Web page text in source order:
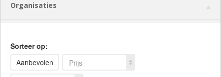
Organisaties
Sorteer op:
Aanbevolen
Prijs